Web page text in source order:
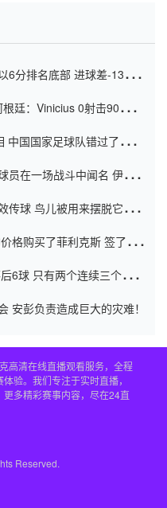
6分排名底部 进球差-13令人
廷：Vinicius 0射击90分钟
国国家足球队错过了世界
员在一场战斗中闻名 伊万放
传球 鸟儿被用来摆脱它
格购买了菲利克斯 签了7年
6球 只有两个连续三个连续
安彭负责造成巨大的灾难！
清在线直播观看服务，全程
验。我们专注于实时直播，
多精彩赛事内容，尽在24直
Reserved.